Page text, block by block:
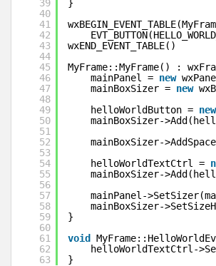
39
40
41
42
43
44
45
46
47
48
49
50
51
52
53
54
55
56
57
58
59
60
61
62
63
}
wxEND_EVENT_TABLE()
MyFrame::MyFrame() :
mainPanel = new
mainBoxSizer = new
helloWorldButton = new
mainBoxSizer-
mainBoxSizer-
helloWorldTextCtrl =
mainBoxSizer-
mainPanel-
mainBoxSizer-
}
void
helloWorldTextCtrl-
}